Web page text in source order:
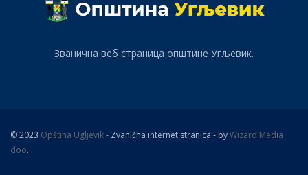
Званична веб страница општине Угљевик.
© 2023 Opština Ugljevik- Zvanična internet stranica - byWizard Media
doo.